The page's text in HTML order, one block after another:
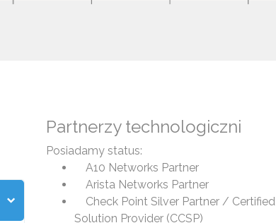
Partnerzy technologiczni
Posiadamy status:
A10 Networks Partner
Arista Networks Partner
Check Point Silver Partner / Certified
Solution Provider (CCSP)